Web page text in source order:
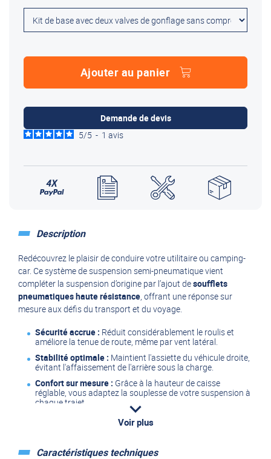
Ajouter au panier
Demande de devis
5/5 - 1 avis
Description
Redécouvrez le plaisir de conduire votre utilitaire ou camping-
car. Ce système de suspension semi-pneumatique vient
compléter la suspension d’origine par l’ajout desoufflets
pneumatiques haute résistance, offrant une réponse sur
mesure aux défis du transport et du voyage.
Sécurité accrue : Réduit considérablement le roulis et
améliore la tenue de route, même par vent latéral.
Stabilité optimale : Maintient l'assiette du véhicule droite,
évitant l'affaissement de l'arrière sous la charge.
Confort sur mesure : Grâce à la hauteur de caisse
réglable, vous adaptez la souplesse de votre suspension à
chaque trajet.
Idéal pour passer les dos-d’âne, les rampes
de ferry ou rouler sur des terrains inégaux sans frotter le
Voir plus
Caractéristiques techniques